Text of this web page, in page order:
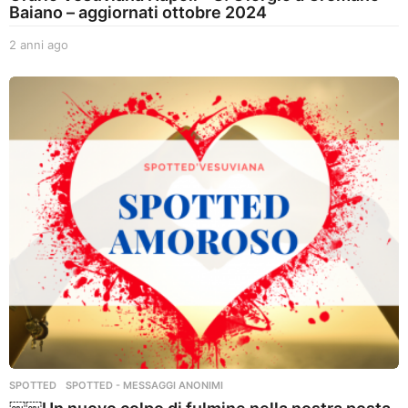
Baiano – aggiornati ottobre 2024
2 anni ago
n
n
i
a
g
o
SPOTTED ,SPOTTED - MESSAGGI ANONIMI